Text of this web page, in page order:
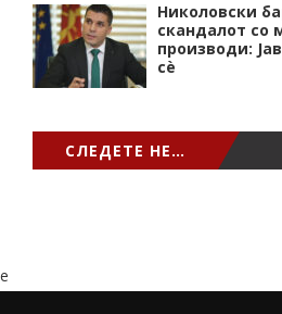
Николовски
скандалот со
производи:
сѐ
СЛЕДЕТЕ НЕ…
e